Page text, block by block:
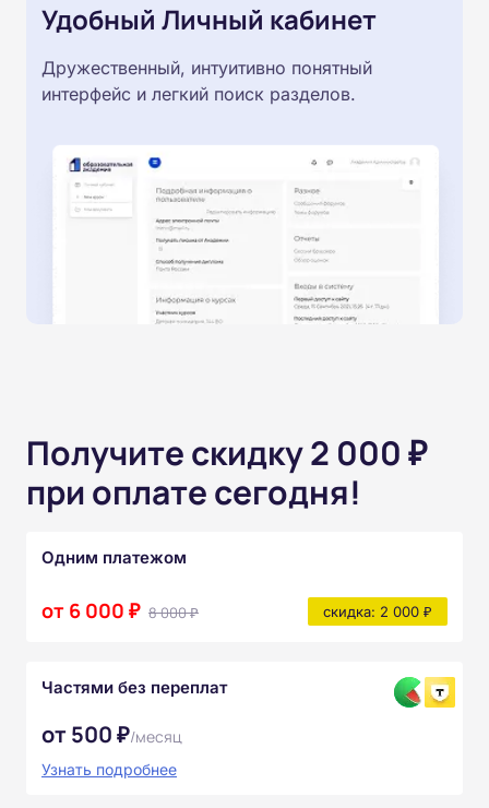
Удобный Личный кабинет
Дружественный, интуитивно понятный
интерфейс и легкий поиск разделов.
Получите скидку 2 000 ₽
при оплате сегодня!
Одним платежом
от 6 000 ₽ 8 000 ₽ скидка: 2 000 ₽
Частями без переплат
от 500 ₽/месяц
Узнать подробнее